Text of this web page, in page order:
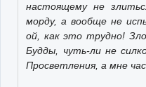
настоящему не
морду, а вообще не
ой, как это трудно!
Будды, чуть-ли не
Просветления, а мне